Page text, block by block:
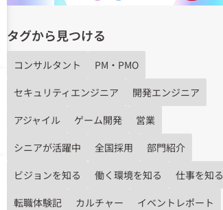
タグから見つける
コンサルタント
PM・PMO
セキュリティエンジニア
開発エンジニア
アジャイル
ゲーム開発
営業
シニアが活躍中
全国採用
部門紹介
ビジョンを知る
働く環境を知る
仕事を知る
転職体験記
カルチャー
イベントレポート